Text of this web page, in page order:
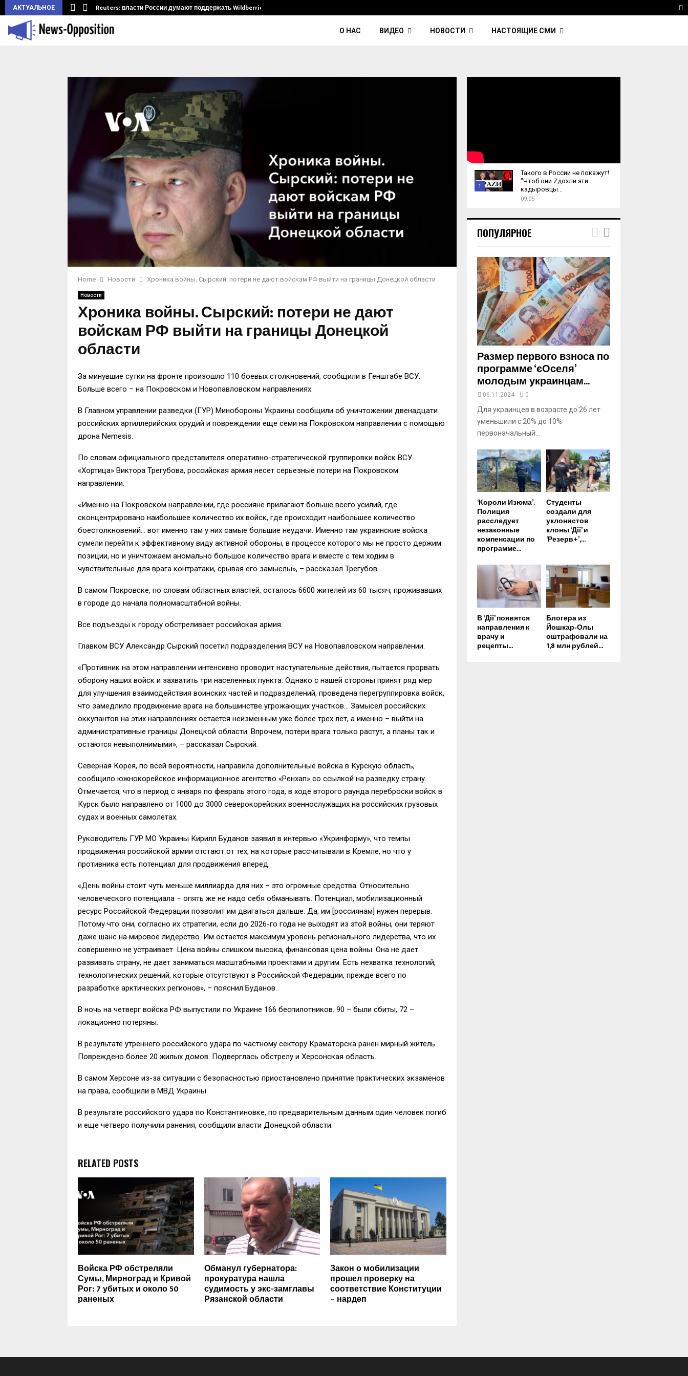
АКТУАЛЬНОЕ Reuters: власти России думают поддержать Wildberries и его… Reuters: Китай продал
О НАС ВИДЕО НОВОСТИ НАСТОЯЩИЕ СМИ
Home Новости Хроника войны. Сырский: потери не дают войскам РФ выйти на границы Донецкой области
Новости
Хроника войны. Сырский: потери не дают
войскам РФ выйти на границы Донецкой
области
За минувшие сутки на фронте произошло 110 боевых столкновений, сообщили в Генштабе ВСУ.
Больше всего – на Покровском и Новопавловском направлениях.
В Главном управлении разведки (ГУР) Минобороны Украины сообщили об уничтожении двенадцати
российских артиллерийских орудий и повреждении еще семи на Покровском направлении с помощью
дрона Nemesis.
По словам официального представителя оперативно-стратегической группировки войск ВСУ
«Хортица» Виктора Трегубова, российская армия несет серьезные потери на Покровском
направлении.
«Именно на Покровском направлении, где россияне прилагают больше всего усилий, где
сконцентрировано наибольшее количество их войск, где происходит наибольшее количество
боестолкновений… вот именно там у них самые большие неудачи. Именно там украинские войска
сумели перейти к эффективному виду активной обороны, в процессе которого мы не просто держим
позиции, но и уничтожаем аномально большое количество врага и вместе с тем ходим в
чувствительные для врага контратаки, срывая его замыслы», – рассказал Трегубов.
В самом Покровске, по словам областных властей, осталось 6600 жителей из 60 тысяч, проживавших
в городе до начала полномасштабной войны.
Все подъезды к городу обстреливает российская армия.
Главком ВСУ Александр Сырский посетил подразделения ВСУ на Новопавловском направлении.
«Противник на этом направлении интенсивно проводит наступательные действия, пытается прорвать
оборону наших войск и захватить три населенных пункта. Однако с нашей стороны принят ряд мер
для улучшения взаимодействия воинских частей и подразделений, проведена перегруппировка войск,
что замедлило продвижение врага на большинстве угрожающих участков… Замысел российских
оккупантов на этих направлениях остается неизменным уже более трех лет, а именно – выйти на
административные границы Донецкой области. Впрочем, потери врага только растут, а планы так и
остаются невыполнимыми», – рассказал Сырский.
Северная Корея, по всей вероятности, направила дополнительные войска в Курскую область,
сообщило южнокорейское информационное агентство «Ренхап» со ссылкой на разведку страну.
Отмечается, что в период с января по февраль этого года, в ходе второго раунда переброски войск в
Курск было направлено от 1000 до 3000 северокорейских военнослужащих на российских грузовых
судах и военных самолетах.
Руководитель ГУР МО Украины Кирилл Буданов заявил в интервью «Укринформу», что темпы
продвижения российской армии отстают от тех, на которые рассчитывали в Кремле, но что у
противника есть потенциал для продвижения вперед.
«День войны стоит чуть меньше миллиарда для них – это огромные средства. Относительно
человеческого потенциала – опять же не надо себя обманывать. Потенциал, мобилизационный
ресурс Российской Федерации позволит им двигаться дальше. Да, им [россиянам] нужен перерыв.
Потому что они, согласно их стратегии, если до 2026-го года не выходят из этой войны, они теряют
даже шанс на мировое лидерство. Им остается максимум уровень регионального лидерства, что их
совершенно не устраивает. Цена войны слишком высока, финансовая цена войны. Она не дает
развивать страну, не дает заниматься масштабными проектами и другим. Есть нехватка технологий,
технологических решений, которые отсутствуют в Российской Федерации, прежде всего по
разработке арктических регионов», – пояснил Буданов.
В ночь на четверг войска РФ выпустили по Украине 166 беспилотников. 90 – были сбиты, 72 –
локационно потеряны.
В результате утреннего российского удара по частному сектору Краматорска ранен мирный житель.
Повреждено более 20 жилых домов. Подверглась обстрелу и Херсонская область.
В самом Херсоне из-за ситуации с безопасностью приостановлено принятие практических экзаменов
на права, сообщили в МВД Украины.
В результате российского удара по Константиновке, по предварительным данным один человек погиб
и еще четверо получили ранения, сообщили власти Донецкой области.
RELATED POSTS
Войска РФ обстреляли
Сумы, Мирноград и Кривой
Рог: 7 убитых и около 50
раненых
Обманул губернатора:
прокуратура нашла
судимость у экс-замглавы
Рязанской области
Закон о мобилизации
прошел проверку на
соответствие Конституции
– нардеп
1
u
m
a
y
u
u
b
e
Такого в России не покажут!
"Чтоб они Zдохли эти
кадыровцы...
09:05
ПОПУЛЯРНОЕ
Размер первого взноса по
программе ‘єОселя’
молодым украинцам...
06.11.2024 0
Для украинцев в возрасте до 26 лет
уменьшили с 20% до 10%
первоначальный...
‘Короли Изюма’.
Полиция
расследует
незаконные
компенсации по
программе...
Студенты
создали для
уклонистов
клоны ‘Дії’ и
‘Резерв+’,...
В ‘Дії’ появятся
направления к
врачу и
рецепты...
Блогера из
Йошкар‑Олы
оштрафовали на
1,8 млн рублей...